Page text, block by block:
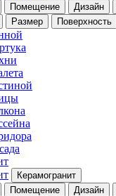
Помещение Дизайн
Размер Поверхность
Керамогранит
Помещение Дизайн